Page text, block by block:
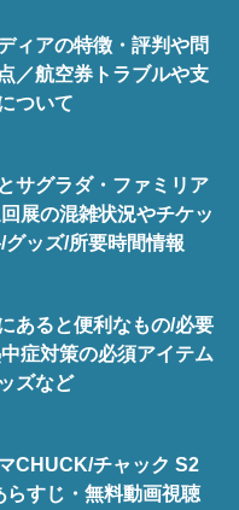
ィアの特徴・評判や問
／航空券トラブルや支
ついて
サグラダ・ファミリア
展の混雑状況やチケッ
/グッズ/所要時間情報
あると便利なもの/必要
症対策の必須アイテム
ズなど
CHUCK/チャック S2
らすじ・無料動画視聴